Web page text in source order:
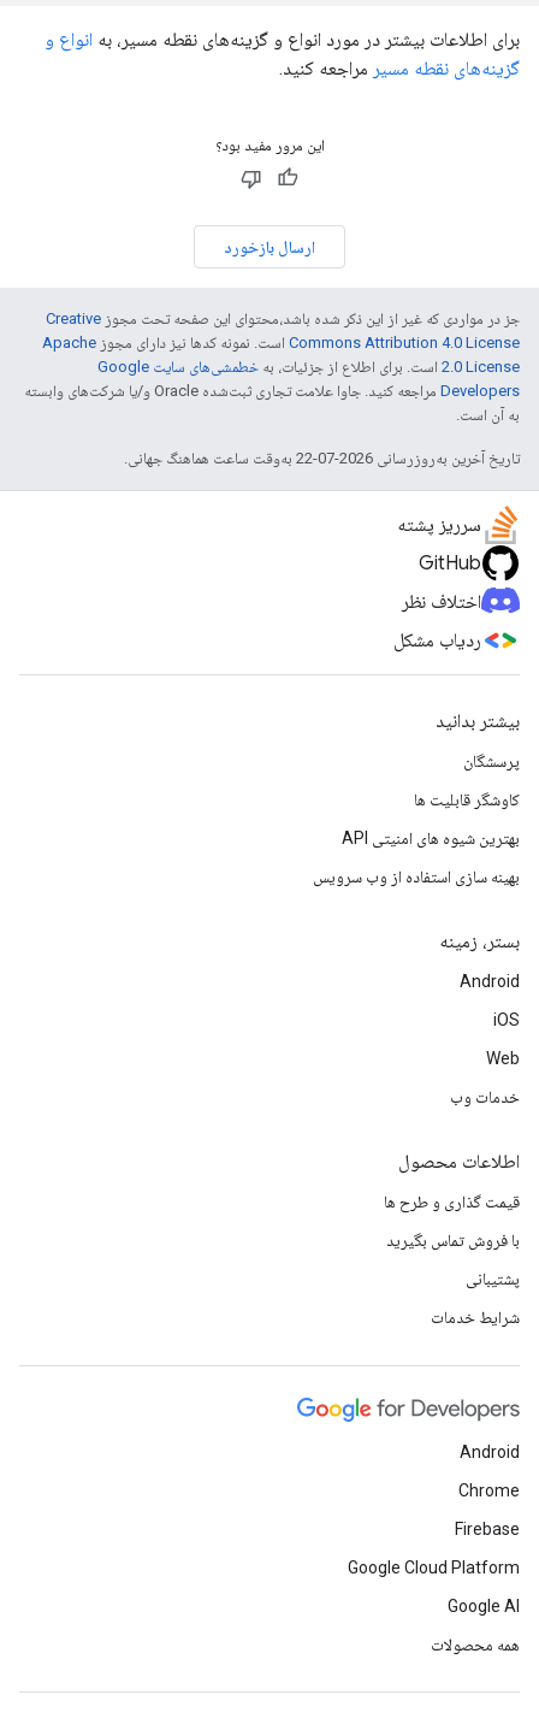
برای اطلاعات بیشتر در مورد انواع و گزینه‌های نقطه مسیر، به انواع و
گزینه‌های نقطه مسیر مراجعه کنید.
این مرور مفید بود؟
ارسال بازخورد
جز در مواردی که غیر از این ذکر شده باشد،‌محتوای این صفحه تحت مجوز Creative
Commons Attribution 4.0 License است. نمونه کدها نیز دارای مجوز Apache
2.0 License است. برای اطلاع از جزئیات، به
خطمشی‌های سایت Google
Developers‏
مراجعه کنید. جاوا علامت تجاری ثبت‌شده Oracle و/یا شرکت‌های وابسته
به آن است.
تاریخ آخرین به‌روزرسانی 2026-07-22 به‌وقت ساعت هماهنگ جهانی.
سرریز پشته
GitHub
اختلاف نظر
ردیاب مشکل
بیشتر بدانید
پرسشگان
کاوشگر قابلیت ها
بهترین شیوه های امنیتی API
بهینه سازی استفاده از وب سرویس
بستر، زمینه
Android
iOS
Web
خدمات وب
اطلاعات محصول
قیمت گذاری و طرح ها
با فروش تماس بگیرید
پشتیبانی
شرایط خدمات
Android
Chrome
Firebase
Google Cloud Platform
Google AI
همه محصولات